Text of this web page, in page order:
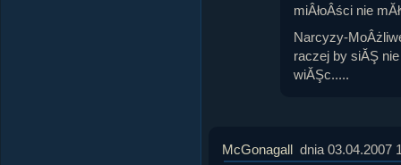
miÂłoÂści nie
Narcyzy-
raczej by siĂŞ
wiĂŞc.....
McGonagall dnia 03.04.2007